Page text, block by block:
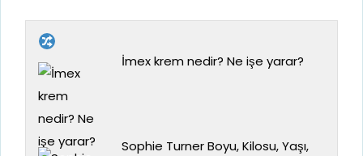
İmex krem nedir? Ne işe yarar?
Sophie Turner Boyu, Kilosu, Yaşı,